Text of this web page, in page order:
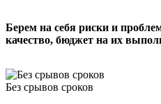
Берем на себя риски и
качество, бюджет на их
Без срывов сроков